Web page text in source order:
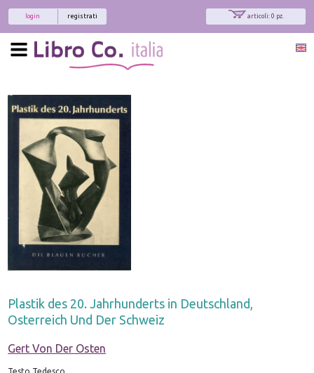
articoli: 0 pz.
registrati
login
Plastik des 20. Jahrhunderts in Deutschland,
Osterreich Und Der Schweiz
Gert Von Der Osten
Testo Tedesco.